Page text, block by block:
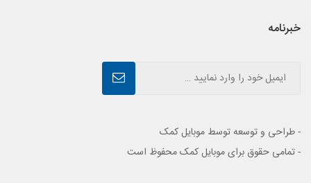
خبرنامه
- طراحی و توسعه توسط موبایل کمک
- تمامی حقوق برای موبایل کمک محفوظ است